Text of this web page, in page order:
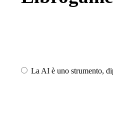
La AI è uno strumento,